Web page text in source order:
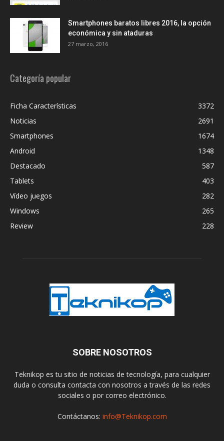
Smartphones baratos libres 2016, la opción
económica y sin ataduras
27 marzo, 2016
Categoría popular
Ficha Características
3372
Noticias
2691
Smartphones
1674
Android
1348
Destacado
587
Tablets
403
Vídeo juegos
282
Windows
265
Review
228
SOBRE NOSOTROS
Teknikop es tu sitio de noticias de tecnología, para cualquier
duda o consulta contacta con nosotros a través de las redes
sociales o por correo electrónico.
Contáctanos: info@Teknikop.com